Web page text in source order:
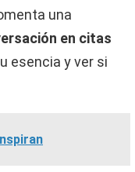
una
en citas
esencia y ver si